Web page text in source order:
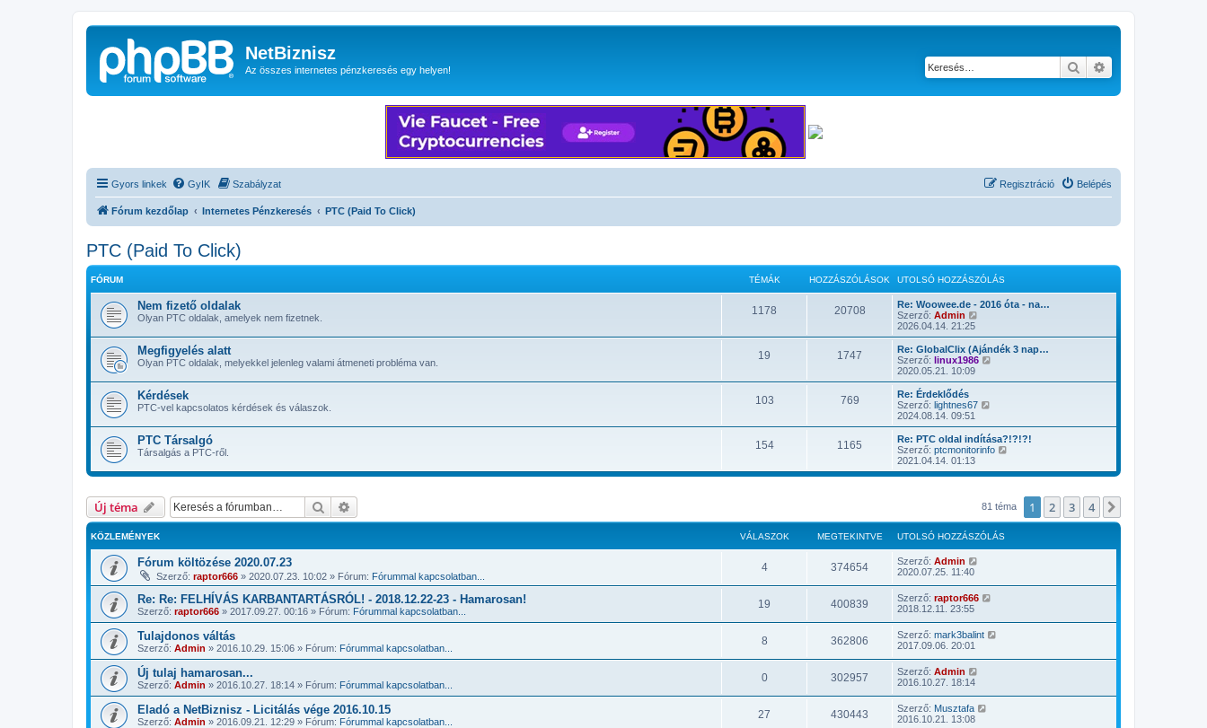
NetBiznisz
Az összes internetes pénzkeresés egy helyen! Keresés
Gyors linkek GyIK Szabályzat Belépés
Regisztráció
Fórum kezdőlap Internetes Pénzkeresés PTC (Paid To Click)
PTC (Paid To Click)
FÓRUM TÉMÁK HOZZÁSZÓLÁSOK UTOLSÓ HOZZÁSZÓLÁS
Nem fizető oldalak
Olyan PTC oldalak, amelyek nem fizetnek.
1178 20708
Re: Woowee.de - 2016 óta - na…
Szerző: Admin
o
l
s
ó
z
z
s
z
ó
á
e
e
k
t
é
s
2026.04.14. 21:25
Megfigyelés alatt
Olyan PTC oldalak, melyekkel jelenleg valami átmeneti probléma van.
19 1747
Re: GlobalClix (Ajándék 3 nap…
Szerző: linux1986
o
z
z
s
l
á
s
m
e
e
é
e
2020.05.21. 10:09
Kérdések
PTC-vel kapcsolatos kérdések és válaszok.
103 769
Re: Érdeklődés
Szerző: lightnes67
o
l
s
o
á
s
z
m
e
k
n
s
2024.08.14. 09:51
PTC Társalgó
Társalgás a PTC-ről.
154 1165
Re: PTC oldal indítása?!?!?!
Szerző: ptcmonitorinfo
o
ó
h
o
ó
s
t
i
2021.04.14. 01:13
Új téma Keresés 81 téma 1 2 3 4
KÖZLEMÉNYEK VÁLASZOK MEGTEKINTVE UTOLSÓ HOZZÁSZÓLÁS
Fórum költözése 2020.07.23
Szerző: raptor666 » 2020.07.23. 10:02 » Fórum: Fórummal kapcsolatban...
4 374654 Szerző: Admin
2020.07.25. 11:40
Re: Re: FELHÍVÁS KARBANTARTÁSRÓL! - 2018.12.22-23 - Hamarosan!
Szerző: raptor666 » 2017.09.27. 00:16 » Fórum: Fórummal kapcsolatban...
19 400839 Szerző: raptor666
2018.12.11. 23:55
Tulajdonos váltás
Szerző: Admin » 2016.10.29. 15:06 » Fórum: Fórummal kapcsolatban...
8 362806 Szerző: mark3balint
2017.09.06. 20:01
Új tulaj hamarosan...
Szerző: Admin » 2016.10.27. 18:14 » Fórum: Fórummal kapcsolatban...
0 302957 Szerző: Admin
2016.10.27. 18:14
Eladó a NetBiznisz - Licitálás vége 2016.10.15
Szerző: Admin » 2016.09.21. 12:29 » Fórum: Fórummal kapcsolatban...
27 430443 Szerző: Musztafa
2016.10.21. 13:08